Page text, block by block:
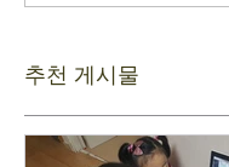
추천 게시물